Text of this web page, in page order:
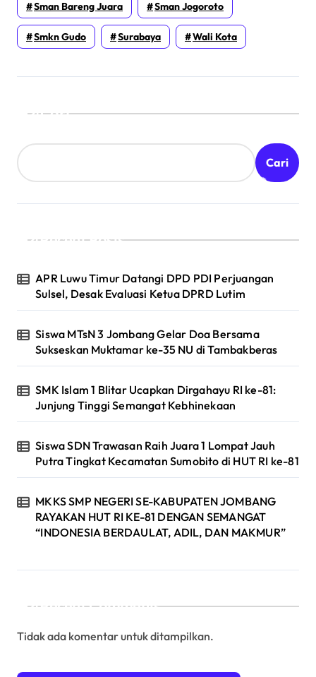
Sman Bareng Juara Sman Jogoroto
Smkn Gudo Surabaya Wali Kota
Cari
Cari
Recent Posts
APR Luwu Timur Datangi DPD PDI Perjuangan
Sulsel, Desak Evaluasi Ketua DPRD Lutim
Siswa MTsN 3 Jombang Gelar Doa Bersama
Sukseskan Muktamar ke-35 NU di Tambakberas
SMK Islam 1 Blitar Ucapkan Dirgahayu RI ke-81:
Junjung Tinggi Semangat Kebhinekaan
Siswa SDN Trawasan Raih Juara 1 Lompat Jauh
Putra Tingkat Kecamatan Sumobito di HUT RI ke-81
MKKS SMP NEGERI SE-KABUPATEN JOMBANG
RAYAKAN HUT RI KE-81 DENGAN SEMANGAT
“INDONESIA BERDAULAT, ADIL, DAN MAKMUR”
Recent Comments
Tidak ada komentar untuk ditampilkan.